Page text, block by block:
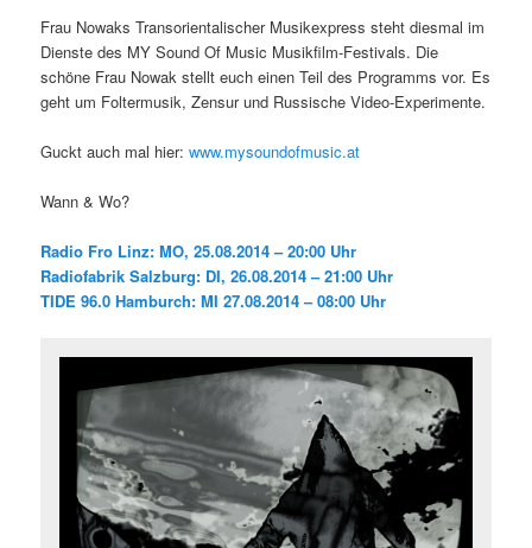
Frau Nowaks Transorientalischer Musikexpress steht diesmal im
Dienste des MY Sound Of Music Musikfilm-Festivals. Die
schöne Frau Nowak stellt euch einen Teil des Programms vor. Es
geht um Foltermusik, Zensur und Russische Video-Experimente.
Guckt auch mal hier:www.mysoundofmusic.at
Wann & Wo?
Radio Fro Linz: MO, 25.08.2014 – 20:00 Uhr
Radiofabrik Salzburg: DI, 26.08.2014 – 21:00 Uhr
TIDE 96.0 Hamburch: MI 27.08.2014 – 08:00 Uhr